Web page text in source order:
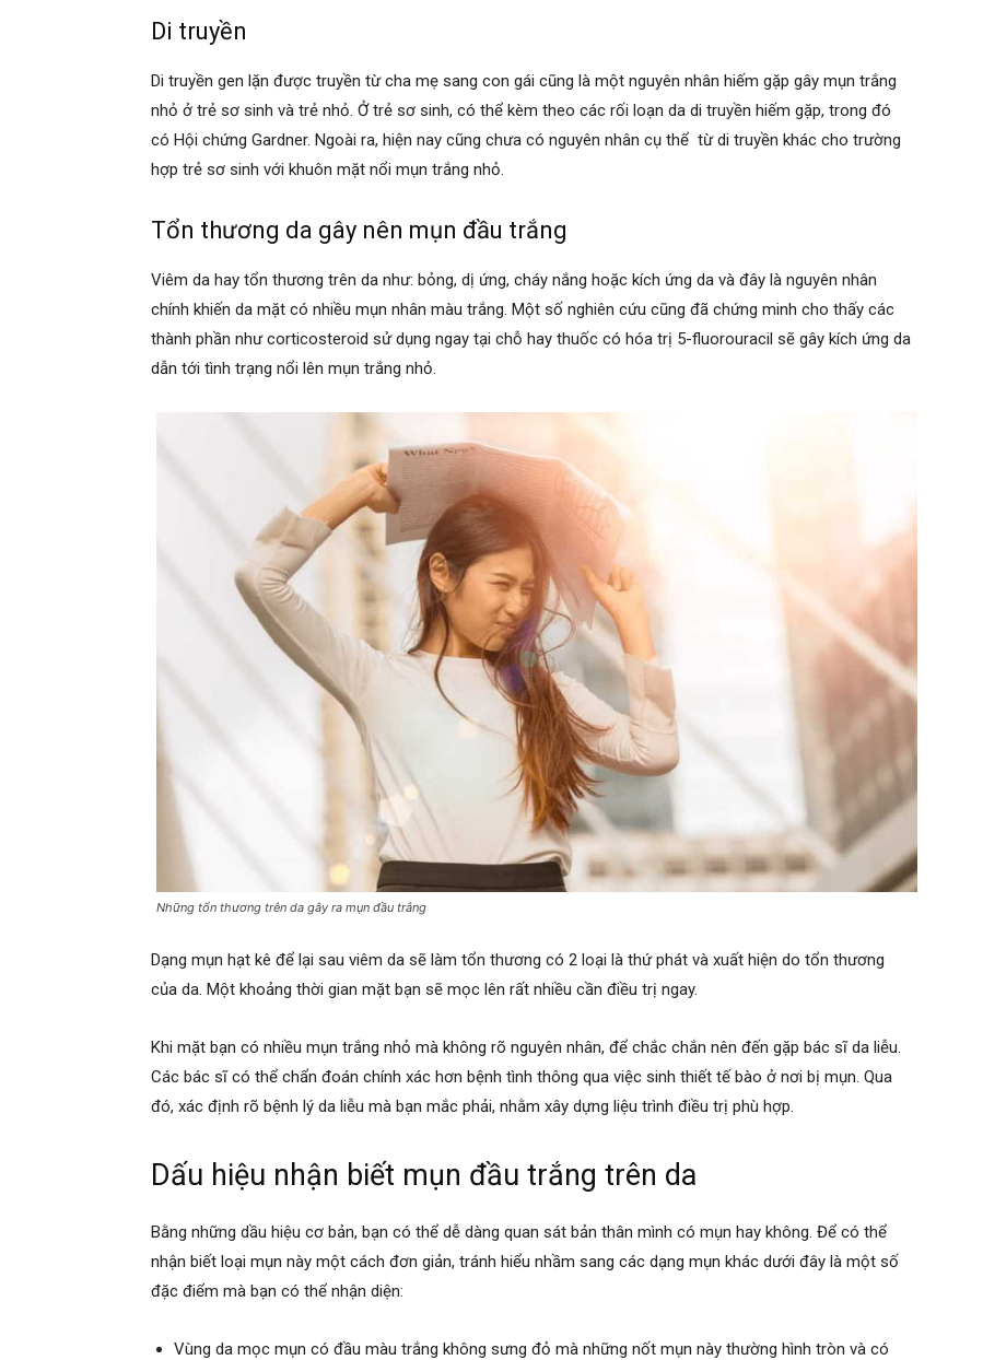
Di truyền
Di truyền gen lặn được truyền từ cha mẹ sang con gái cũng là một nguyên nhân hiếm gặp gây mụn trắng
nhỏ ở trẻ sơ sinh và trẻ nhỏ. Ở trẻ sơ sinh, có thể kèm theo các rối loạn da di truyền hiếm gặp, trong đó
có Hội chứng Gardner. Ngoài ra, hiện nay cũng chưa có nguyên nhân cụ thể từ di truyền khác cho trường
hợp trẻ sơ sinh với khuôn mặt nổi mụn trắng nhỏ.
Tổn thương da gây nên mụn đầu trắng
Viêm da hay tổn thương trên da như: bỏng, dị ứng, cháy nắng hoặc kích ứng da và đây là nguyên nhân
chính khiến da mặt có nhiều mụn nhân màu trắng. Một số nghiên cứu cũng đã chứng minh cho thấy các
thành phần như corticosteroid sử dụng ngay tại chỗ hay thuốc có hóa trị 5-fluorouracil sẽ gây kích ứng da
dẫn tới tình trạng nổi lên mụn trắng nhỏ.
Những tổn thương trên da gây ra mụn đầu trắng
Dạng mụn hạt kê để lại sau viêm da sẽ làm tổn thương có 2 loại là thứ phát và xuất hiện do tổn thương
của da. Một khoảng thời gian mặt bạn sẽ mọc lên rất nhiều cần điều trị ngay.
Khi mặt bạn có nhiều mụn trắng nhỏ mà không rõ nguyên nhân, để chắc chắn nên đến gặp bác sĩ da liễu.
Các bác sĩ có thể chẩn đoán chính xác hơn bệnh tình thông qua việc sinh thiết tế bào ở nơi bị mụn. Qua
đó, xác định rõ bệnh lý da liễu mà bạn mắc phải, nhằm xây dựng liệu trình điều trị phù hợp.
Dấu hiệu nhận biết mụn đầu trắng trên da
Bằng những dầu hiệu cơ bản, bạn có thể dễ dàng quan sát bản thân mình có mụn hay không. Để có thể
nhận biết loại mụn này một cách đơn giản, tránh hiểu nhầm sang các dạng mụn khác dưới đây là một số
đặc điểm mà bạn có thể nhận diện:
Vùng da mọc mụn có đầu màu trắng không sưng đỏ mà những nốt mụn này thường hình tròn và có